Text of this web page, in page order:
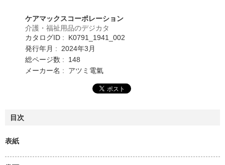
ケアマックスコーポレーション
介護・福祉用品のデジカタ
カタログID : K0791_1941_002
発行年月 : 2024年3月
総ページ数 : 148
メーカー名 : アツミ電氣
目次
表紙